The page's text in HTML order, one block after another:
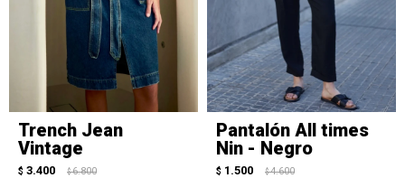
Trench Jean
Vintage
$ 3.400 $ 6.800
Pantalón All times
Nin - Negro
$ 1.500 $ 4.600